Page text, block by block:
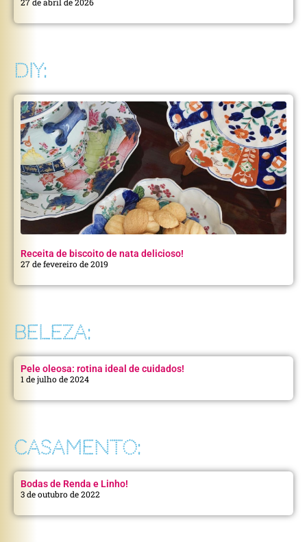
DIY:
Receita de biscoito de nata delicioso!
27 de fevereiro de 2019
BELEZA:
Pele oleosa: rotina ideal de cuidados!
1 de julho de 2024
CASAMENTO:
Bodas de Renda e Linho!
3 de outubro de 2022